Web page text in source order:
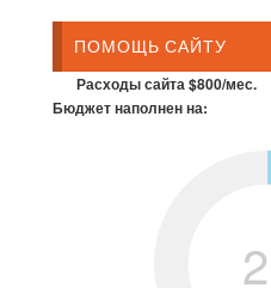
ПОМОЩЬ САЙТУ
Расходы сайта $800/мес.
Бюджет наполнен на:
2